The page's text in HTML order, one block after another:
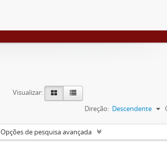
Visualizar:
Direção: Descendente
Opções de pesquisa avançada